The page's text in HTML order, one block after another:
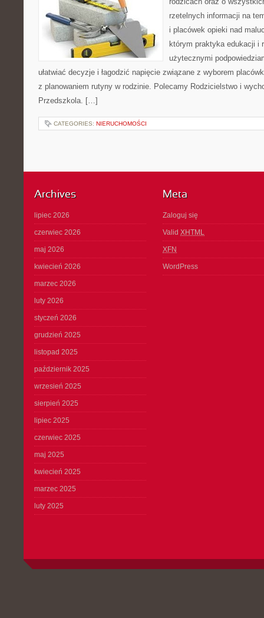
rzetelnych informacji na
i placówek opieki nad
którym praktyka edukacji i
użytecznymi
ułatwiać decyzje i łagodzić napięcie związane z wyborem
z planowaniem rutyny w rodzinie. Polecamy Rodzicielstwo i
Przedszkola. […]
CATEGORIES: NIERUCHOMOŚCI
Archives
lipiec 2026
czerwiec 2026
maj 2026
kwiecień 2026
marzec 2026
luty 2026
styczeń 2026
grudzień 2025
listopad 2025
październik 2025
wrzesień 2025
sierpień 2025
lipiec 2025
czerwiec 2025
maj 2025
kwiecień 2025
marzec 2025
luty 2025
Meta
Zaloguj się
Valid XHTML
XFN
WordPress